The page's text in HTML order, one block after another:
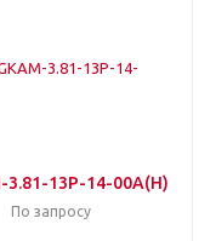
3.81-13P-14-00A(H)
По запросу